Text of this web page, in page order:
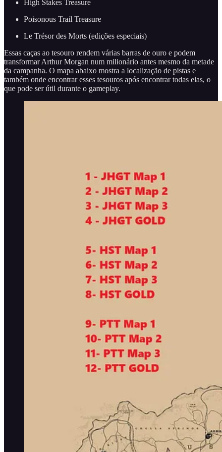
High Stakes Treasure
Poisonous Trail Treasure
Le Trésor des Morts (edições especiais)
Essas caças ao tesouro rendem várias barras de ouro e podem
transformar Arthur Morgan num milionário antes mesmo da metade
da campanha. O mapa abaixo mostra a localização de pistas e
também onde encontrar esses tesouros após encontrar todas elas, o
que pode ser útil durante o gameplay.